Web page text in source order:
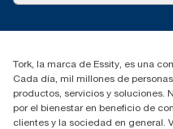
91 657 84 00
Tork, la marca de Essity, es una
Cada día, mil millones de
productos, servicios y soluciones.
por el bienestar en beneficio de
clientes y la sociedad en general.